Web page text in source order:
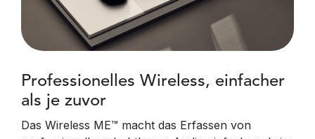
Professionelles Wireless, einfacher
als je zuvor
Das Wireless ME™ macht das Erfassen von